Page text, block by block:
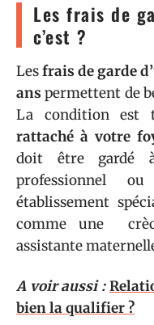
Les frais de
c’est ?
Lesfrais de garde
ans permettent de
La condition est
rattaché à votre
doit être gardé
professionnel
établissement
comme une
assistante
A voir aussi :
bien la qualifier ?